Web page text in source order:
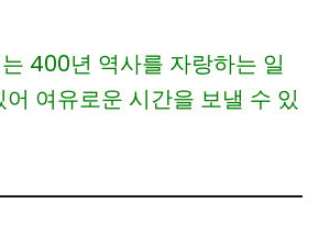
400년 역사를 자랑하는 일
여유로운 시간을 보낼 수 있